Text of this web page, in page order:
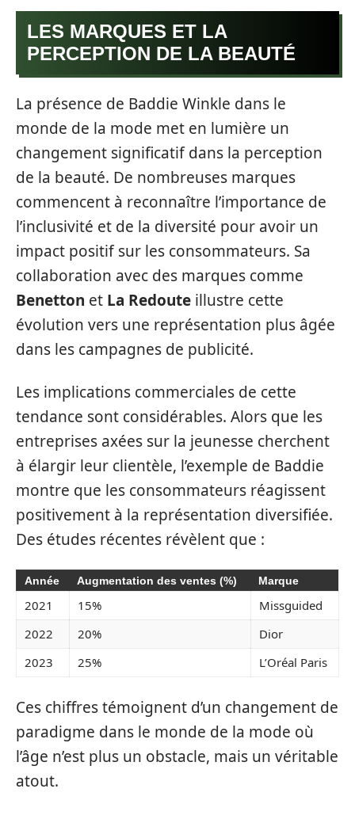
LES MARQUES ET LA
PERCEPTION DE LA BEAUTÉ
La présence de Baddie Winkle dans le
monde de la mode met en lumière un
changement significatif dans la perception
de la beauté. De nombreuses marques
commencent à reconnaître l’importance de
l’inclusivité et de la diversité pour avoir un
impact positif sur les consommateurs. Sa
collaboration avec des marques comme
Benetton et La Redoute illustre cette
évolution vers une représentation plus âgée
dans les campagnes de publicité.
Les implications commerciales de cette
tendance sont considérables. Alors que les
entreprises axées sur la jeunesse cherchent
à élargir leur clientèle, l’exemple de Baddie
montre que les consommateurs réagissent
positivement à la représentation diversifiée.
Des études récentes révèlent que :
Année Augmentation des ventes (%) Marque
2021 15%
Missguided
2022
20%
Dior
2023
25% L’Oréal Paris
Ces chiffres témoignent d’un changement de
paradigme dans le monde de la mode où
l’âge n’est plus un obstacle, mais un véritable
atout.